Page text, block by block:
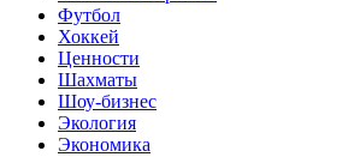
Футбол
Хоккей
Ценности
Шахматы
Шоу-бизнес
Экология
Экономика